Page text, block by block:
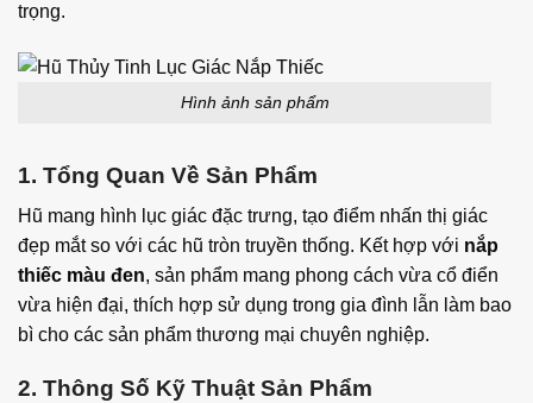
trọng.
Hình ảnh sản phẩm
1. Tổng Quan Về Sản Phẩm
Hũ mang hình lục giác đặc trưng, tạo điểm nhấn thị giác
đẹp mắt so với các hũ tròn truyền thống. Kết hợp với nắp
thiếc màu đen, sản phẩm mang phong cách vừa cổ điển
vừa hiện đại, thích hợp sử dụng trong gia đình lẫn làm bao
bì cho các sản phẩm thương mại chuyên nghiệp.
2. Thông Số Kỹ Thuật Sản Phẩm